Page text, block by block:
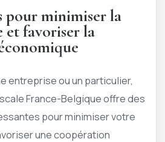
pour minimiser la
et favoriser la
entreprise ou un particulier,
France-Belgique offre des
pour minimiser votre
une coopération